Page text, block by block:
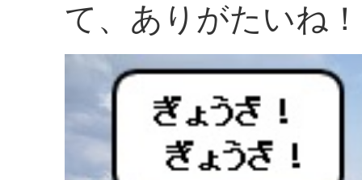
て、ありがたいね！